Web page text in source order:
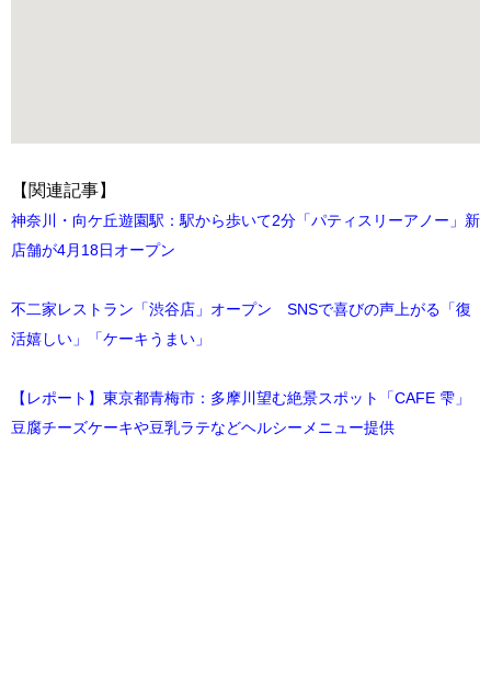
【関連記事】
神奈川・向ケ丘遊園駅：駅から歩いて2分「パティスリーアノー」新
店舗が4月18日オープン
不二家レストラン「渋谷店」オープン SNSで喜びの声上がる「復
活嬉しい」「ケーキうまい」
【レポート】東京都青梅市：多摩川望む絶景スポット「CAFE 雫」
豆腐チーズケーキや豆乳ラテなどヘルシーメニュー提供